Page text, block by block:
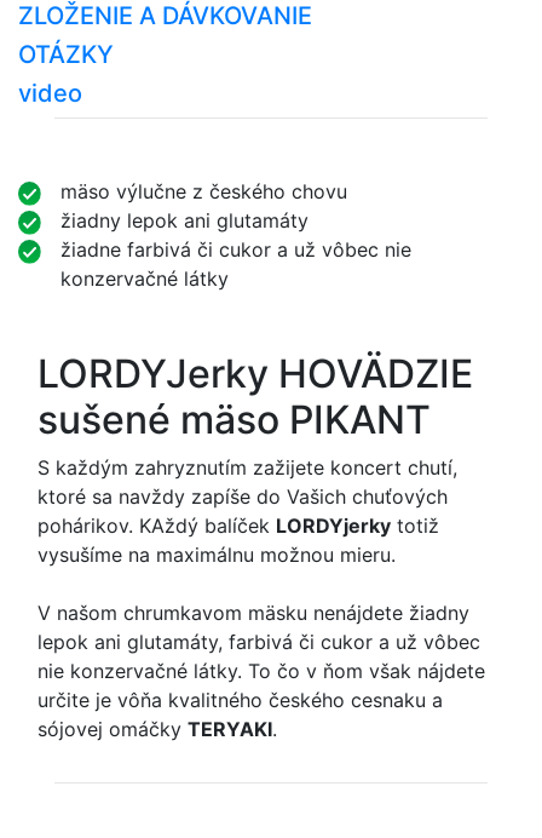
ZLOŽENIE A DÁVKOVANIE
OTÁZKY
video
mäso výlučne z českého chovu
žiadny lepok ani glutamáty
žiadne farbivá či cukor a už vôbec nie
konzervačné látky
LORDYJerky HOVÄDZIE
sušené mäso PIKANT
S každým zahryznutím zažijete koncert chutí,
ktoré sa navždy zapíše do Vašich chuťových
pohárikov. KAždý balíček LORDYjerky totiž
vysušíme na maximálnu možnou mieru.
V našom chrumkavom mäsku nenájdete žiadny
lepok ani glutamáty, farbivá či cukor a už vôbec
nie konzervačné látky. To čo v ňom však nájdete
určite je vôňa kvalitného českého cesnaku a
sójovej omáčky TERYAKI.